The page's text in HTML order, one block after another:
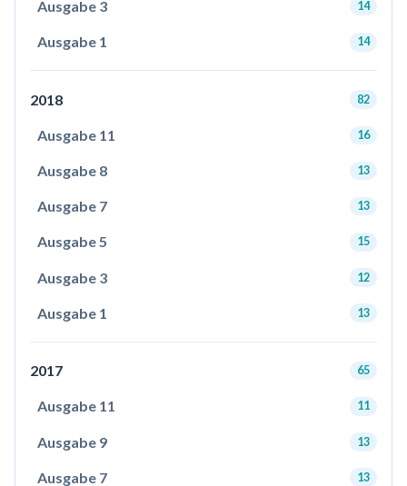
Ausgabe 3 14
Ausgabe 1 14
2018 82
Ausgabe 11 16
Ausgabe 8 13
Ausgabe 7 13
Ausgabe 5 15
Ausgabe 3 12
Ausgabe 1 13
2017 65
Ausgabe 11 11
Ausgabe 9 13
Ausgabe 7 13